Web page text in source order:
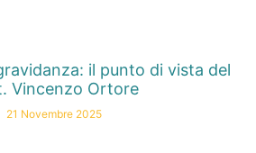
il punto di vista del
Vincenzo Ortore
21 Novembre 2025